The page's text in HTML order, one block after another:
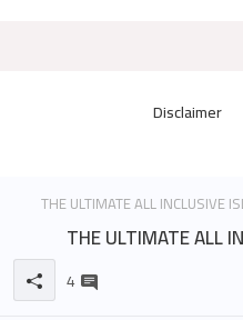
Disclaimer
THE ULTIMATE ALL
4